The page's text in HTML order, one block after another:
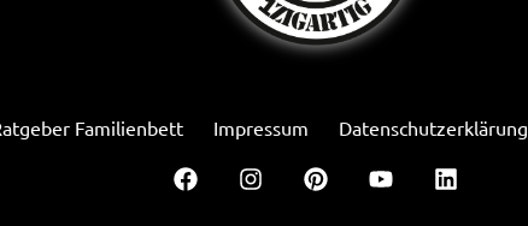
Familienbett Impressum Datenschutzerklärung